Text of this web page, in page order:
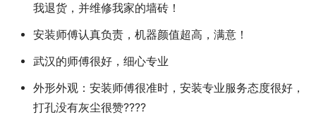
我退货，并维修我家的墙砖！
安装师傅认真负责，机器颜值超高，满意！
武汉的师傅很好，细心专业
外形外观：安装师傅很准时，安装专业服务态度很好，
打孔没有灰尘很赞????